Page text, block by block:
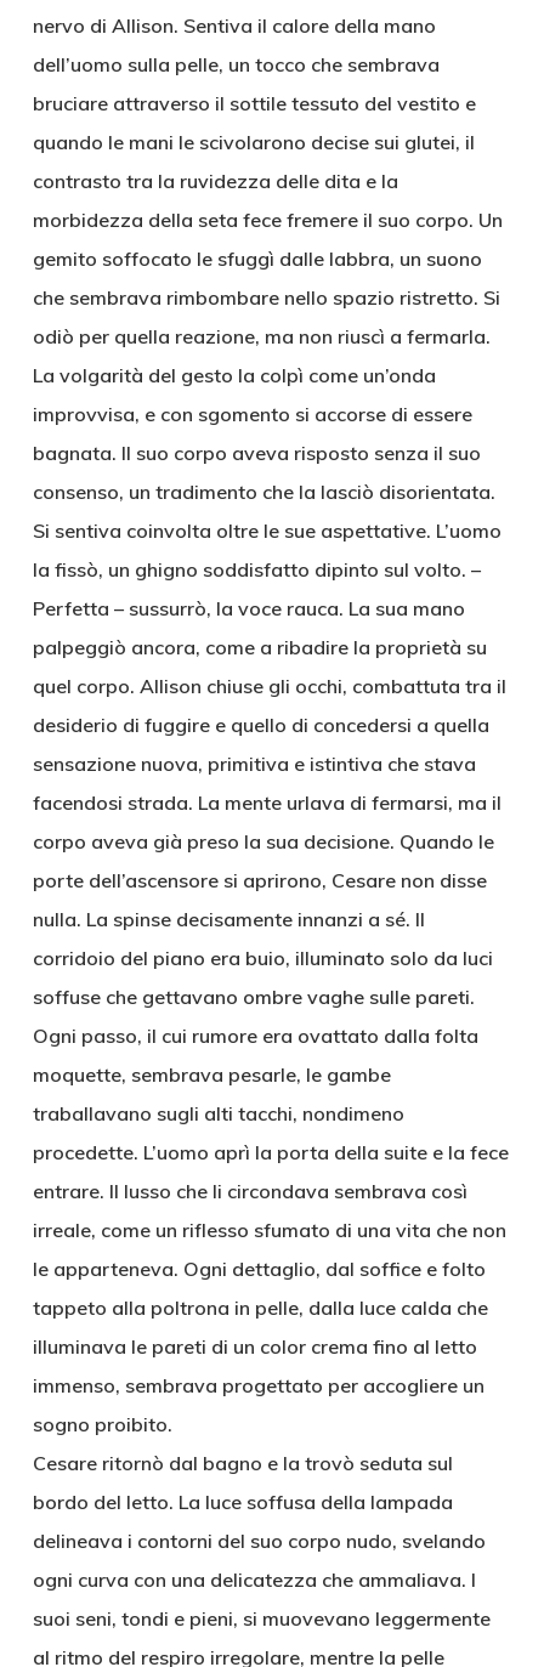
nervo di Allison. Sentiva il calore della mano
dell’uomo sulla pelle, un tocco che sembrava
bruciare attraverso il sottile tessuto del vestito e
quando le mani le scivolarono decise sui glutei, il
contrasto tra la ruvidezza delle dita e la
morbidezza della seta fece fremere il suo corpo. Un
gemito soffocato le sfuggì dalle labbra, un suono
che sembrava rimbombare nello spazio ristretto. Si
odiò per quella reazione, ma non riuscì a fermarla.
La volgarità del gesto la colpì come un’onda
improvvisa, e con sgomento si accorse di essere
bagnata. Il suo corpo aveva risposto senza il suo
consenso, un tradimento che la lasciò disorientata.
Si sentiva coinvolta oltre le sue aspettative. L’uomo
la fissò, un ghigno soddisfatto dipinto sul volto. –
Perfetta – sussurrò, la voce rauca. La sua mano
palpeggiò ancora, come a ribadire la proprietà su
quel corpo. Allison chiuse gli occhi, combattuta tra il
desiderio di fuggire e quello di concedersi a quella
sensazione nuova, primitiva e istintiva che stava
facendosi strada. La mente urlava di fermarsi, ma il
corpo aveva già preso la sua decisione. Quando le
porte dell’ascensore si aprirono, Cesare non disse
nulla. La spinse decisamente innanzi a sé. Il
corridoio del piano era buio, illuminato solo da luci
soffuse che gettavano ombre vaghe sulle pareti.
Ogni passo, il cui rumore era ovattato dalla folta
moquette, sembrava pesarle, le gambe
traballavano sugli alti tacchi, nondimeno
procedette. L’uomo aprì la porta della suite e la fece
entrare. Il lusso che li circondava sembrava così
irreale, come un riflesso sfumato di una vita che non
le apparteneva. Ogni dettaglio, dal soffice e folto
tappeto alla poltrona in pelle, dalla luce calda che
illuminava le pareti di un color crema fino al letto
immenso, sembrava progettato per accogliere un
sogno proibito.
Cesare ritornò dal bagno e la trovò seduta sul
bordo del letto. La luce soffusa della lampada
delineava i contorni del suo corpo nudo, svelando
ogni curva con una delicatezza che ammaliava. I
suoi seni, tondi e pieni, si muovevano leggermente
al ritmo del respiro irregolare, mentre la pelle